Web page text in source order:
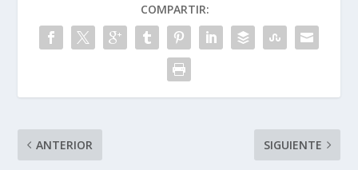
COMPARTIR:
ANTERIOR SIGUIENTE